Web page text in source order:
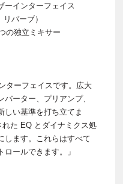
ーインターフェイス
バーブ）
の独立ミキサー
ターフェイスです。広大
ーター、プリアンプ、
しい基準を打ち立てま
た EQ とダイナミクス処
します。これらはすべて
ールできます。」